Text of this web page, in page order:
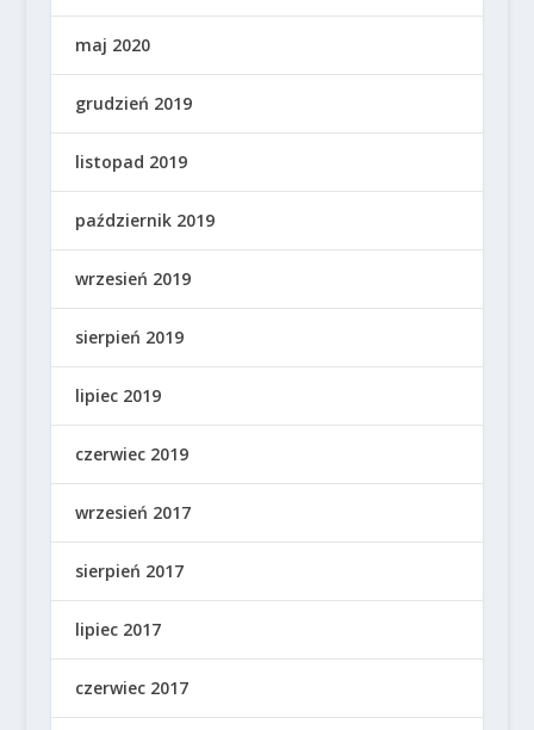
maj 2020
grudzień 2019
listopad 2019
październik 2019
wrzesień 2019
sierpień 2019
lipiec 2019
czerwiec 2019
wrzesień 2017
sierpień 2017
lipiec 2017
czerwiec 2017